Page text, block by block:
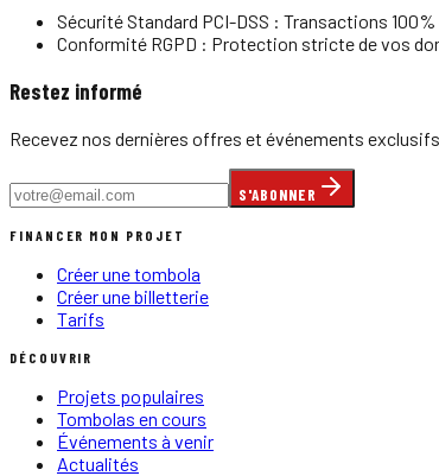
Sécurité Standard PCI-DSS : Transactions
Conformité RGPD : Protection stricte de vos
Restez informé
Recevez nos dernières offres et événements
S'ABONNER
FINANCER MON PROJET
Créer une tombola
Créer une billetterie
Tarifs
DÉCOUVRIR
Projets populaires
Tombolas en cours
Événements à venir
Actualités